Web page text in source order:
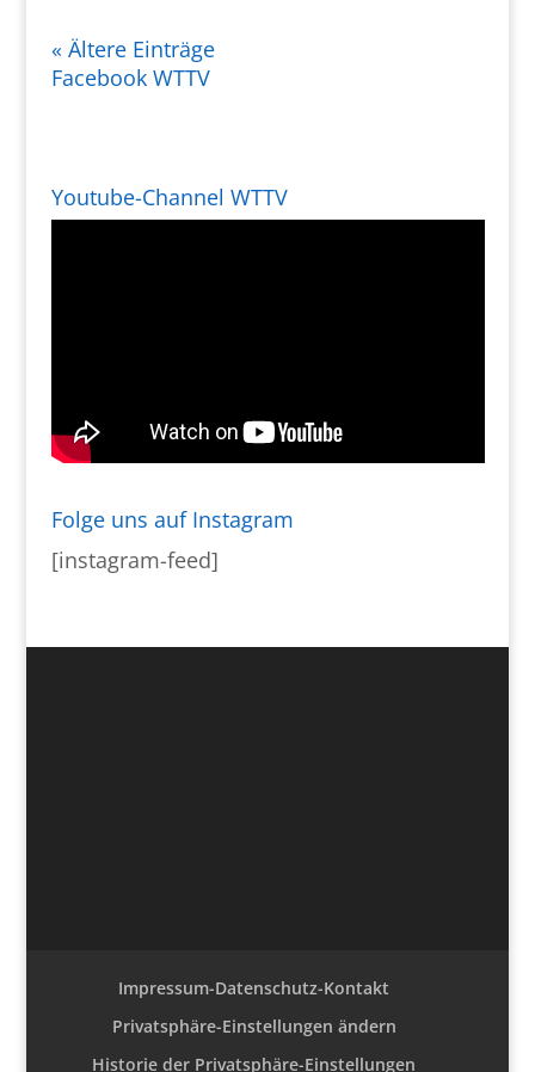
« Ältere Einträge
Facebook WTTV
Youtube-Channel WTTV
Folge uns auf Instagram
[instagram-feed]
Impressum-Datenschutz-Kontakt
Privatsphäre-Einstellungen ändern
Historie der Privatsphäre-Einstellungen